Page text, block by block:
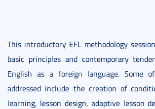
This introductory EFL methodology
basic principles and contemporary
English as a foreign language. Some
addressed include the creation of
learning, lesson design, adaptive lesson